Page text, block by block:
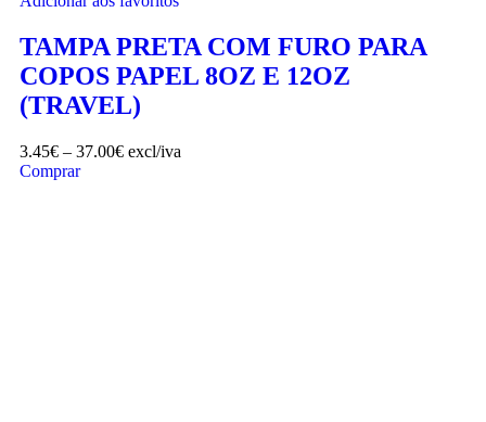
TAMPA PRETA COM FURO PARA
COPOS PAPEL 8OZ E 12OZ
(TRAVEL)
3.45€ – 37.00€ excl/iva
Comprar